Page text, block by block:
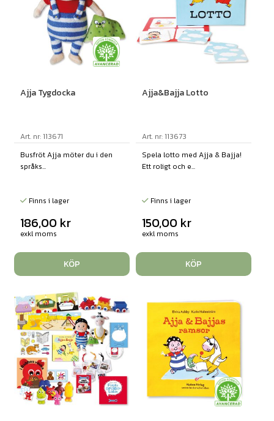
Ajja Tygdocka
Art. nr: 113671
Busfröt Ajja möter du i den
språks...
Finns i lager
186,00 kr
exkl moms
KÖP
Ajja&Bajja Lotto
Art. nr: 113673
Spela lotto med Ajja & Bajja!
Ett roligt och e...
Finns i lager
150,00 kr
exkl moms
KÖP